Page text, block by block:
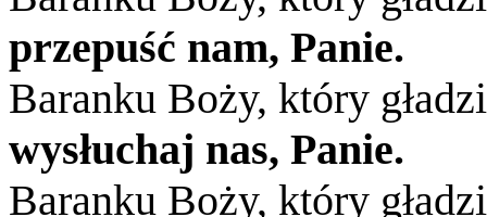
przepuść nam, Panie.
Baranku Boży, który
wysłuchaj nas, Panie.
Baranku Boży, który